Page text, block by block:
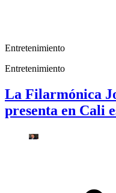
Entretenimiento
Entretenimiento
La Filarmónica
presenta en Cali